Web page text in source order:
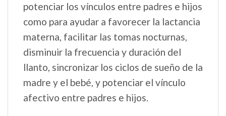
potenciar los vínculos entre padres e hijos
como para ayudar a favorecer la lactancia
materna, facilitar las tomas nocturnas,
disminuir la frecuencia y duración del
llanto, sincronizar los ciclos de sueño de la
madre y el bebé, y potenciar el vínculo
afectivo entre padres e hijos.